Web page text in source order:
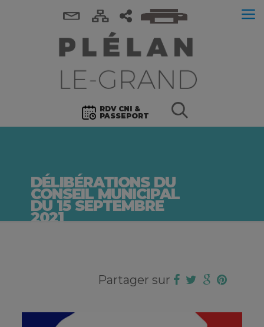
RDV CNI &
PASSEPORT
DÉLIBÉRATIONS DU
CONSEIL MUNICIPAL
DU 15 SEPTEMBRE
2021
Partager sur